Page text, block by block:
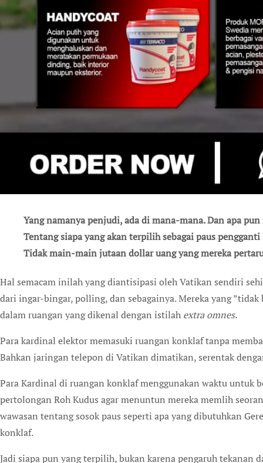
Yang namanya penjudi, ada di mana-mana. Dan apa
Tentang siapa yang akan terpilih sebagai paus
Tidak main-main jutaan dollar uang yang mereka
Hal semacam inilah yang diantisipasi oleh Vatikan sendiri sehingga melakukan konklaf dalam keheningan, jauh
dari ingar-bingar, polling, dan sebagainya. Mereka yang
dalam ruangan yang dikenal dengan istilah extra omnes.
Para kardinal elektor memasuki ruangan konklaf tanpa
Bahkan jaringan telepon di Vatikan dimatikan, serentak
Para Kardinal di ruangan konklaf menggunakan waktu untuk
pertolongan Roh Kudus agar menuntun mereka memlih
wawasan tentang sosok paus seperti apa yang dibutuhkan
konklaf.
Jadi siapa pun yang terpilih, bukan karena pengaruh tekanan